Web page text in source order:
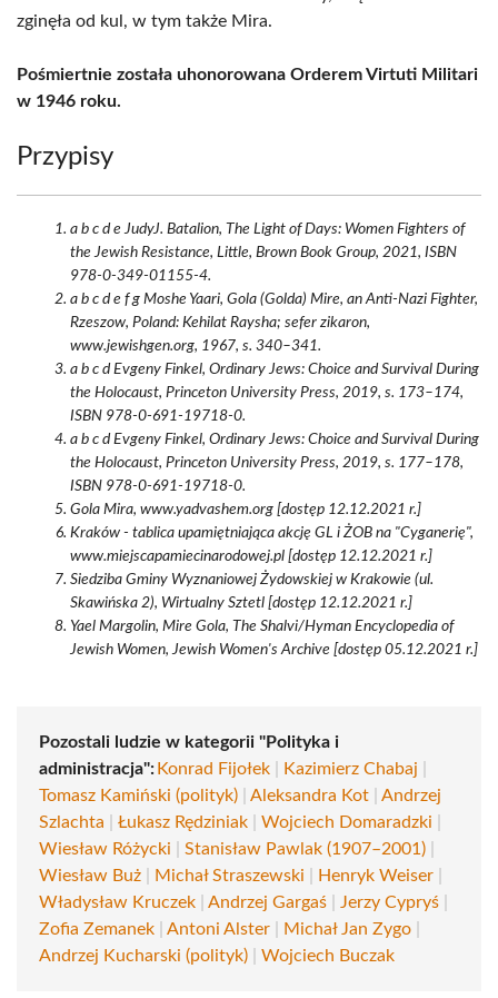
zginęła od kul, w tym także Mira.
Pośmiertnie została uhonorowana Orderem Virtuti Militari
w 1946 roku.
Przypisy
a b c d e JudyJ. Batalion, The Light of Days: Women Fighters of
the Jewish Resistance, Little, Brown Book Group, 2021, ISBN
978-0-349-01155-4.
a b c d e f g Moshe Yaari, Gola (Golda) Mire, an Anti-Nazi Fighter,
Rzeszow, Poland: Kehilat Raysha; sefer zikaron,
www.jewishgen.org, 1967, s. 340–341.
a b c d Evgeny Finkel, Ordinary Jews: Choice and Survival During
the Holocaust, Princeton University Press, 2019, s. 173–174,
ISBN 978-0-691-19718-0.
a b c d Evgeny Finkel, Ordinary Jews: Choice and Survival During
the Holocaust, Princeton University Press, 2019, s. 177–178,
ISBN 978-0-691-19718-0.
Gola Mira, www.yadvashem.org [dostęp 12.12.2021 r.]
Kraków - tablica upamiętniająca akcję GL i ŻOB na "Cyganerię",
www.miejscapamiecinarodowej.pl [dostęp 12.12.2021 r.]
Siedziba Gminy Wyznaniowej Żydowskiej w Krakowie (ul.
Skawińska 2), Wirtualny Sztetl [dostęp 12.12.2021 r.]
Yael Margolin, Mire Gola, The Shalvi/Hyman Encyclopedia of
Jewish Women, Jewish Women's Archive [dostęp 05.12.2021 r.]
Pozostali ludzie w kategorii "Polityka i
administracja": Konrad Fijołek Kazimierz Chabaj
Tomasz Kamiński (polityk)
Aleksandra Kot
Andrzej
Szlachta
Łukasz Rędziniak Wojciech Domaradzki
Wiesław Różycki
Stanisław Pawlak (1907–2001)
Wiesław Buż
Michał Straszewski Henryk Weiser
Władysław Kruczek
Andrzej Gargaś Jerzy Cypryś
Zofia Zemanek
Antoni Alster Michał Jan Zygo
Andrzej Kucharski (polityk)
Wojciech Buczak